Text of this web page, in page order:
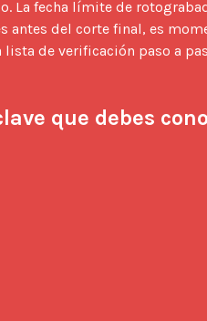
antes del corte final, es
de verificación paso a
que debes